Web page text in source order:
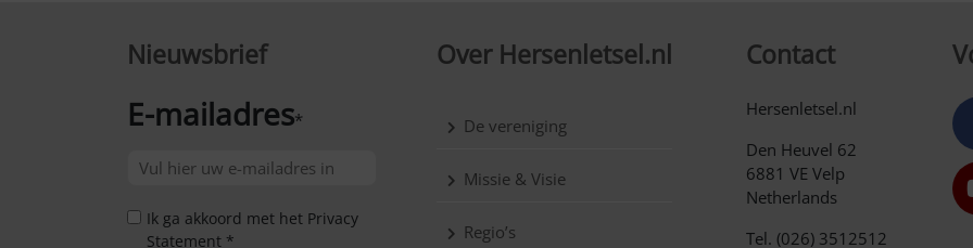
Nieuwsbrief
E-mailadres*
Ik ga akkoord met het Privacy
Statement *
Over Hersenletsel.nl
De vereniging
Missie & Visie
Regio’s
Contact
Hersenletsel.nl
Den Heuvel 62
6881 VE Velp
Netherlands
Tel. (026) 3512512